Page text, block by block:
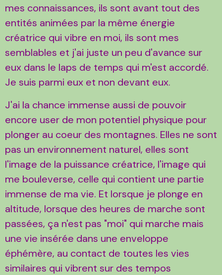
mes connaissances, ils sont avant tout des
entités animées par la même énergie
créatrice qui vibre en moi, ils sont mes
semblables et j'ai juste un peu d'avance sur
eux dans le laps de temps qui m'est accordé.
Je suis parmi eux et non devant eux.
J'ai la chance immense aussi de pouvoir
encore user de mon potentiel physique pour
plonger au coeur des montagnes. Elles ne sont
pas un environnement naturel, elles sont
l'image de la puissance créatrice, l'image qui
me bouleverse, celle qui contient une partie
immense de ma vie. Et lorsque je plonge en
altitude, lorsque des heures de marche sont
passées, ça n'est pas "moi" qui marche mais
une vie insérée dans une enveloppe
éphémère, au contact de toutes les vies
similaires qui vibrent sur des tempos